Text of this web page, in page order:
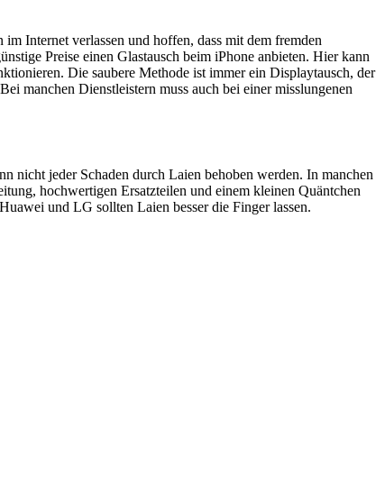
Internet verlassen und hoffen, dass mit dem fremden
Preise einen Glastausch beim iPhone anbieten. Hier kann
Die saubere Methode ist immer ein Displaytausch, der
manchen Dienstleistern muss auch bei einer misslungenen
nicht jeder Schaden durch Laien behoben werden. In manchen
hochwertigen Ersatzteilen und einem kleinen Quäntchen
und LG sollten Laien besser die Finger lassen.